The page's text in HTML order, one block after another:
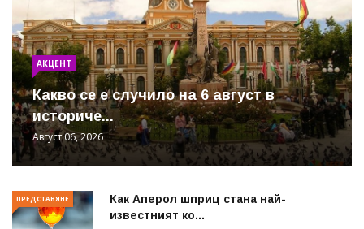
АКЦЕНТ
Какво се е случило на 6 август в
историче...
Август 06, 2026
ПРЕДСТАВЯНЕ
Как Аперол шприц стана най-
известният ко...